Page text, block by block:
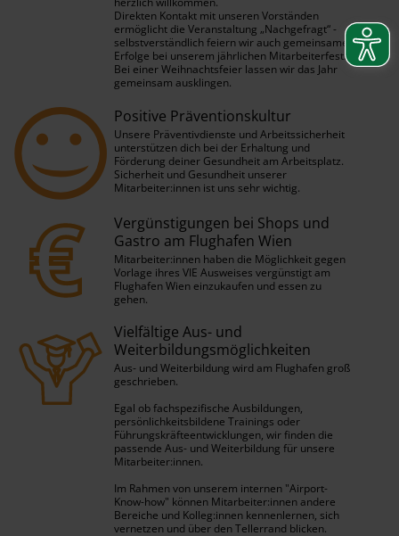
Direkten Kontakt mit unseren Vorständen
ermöglicht die Veranstaltung „Nachgefragt“ -
selbstverständlich feiern wir auch gemeinsame
Erfolge bei unserem jährlichen Mitarbeiterfest.
Bei einer Weihnachtsfeier lassen wir das Jahr
gemeinsam ausklingen.
Positive Präventionskultur
Unsere Präventivdienste und Arbeitssicherheit
unterstützen dich bei der Erhaltung und
Förderung deiner Gesundheit am Arbeitsplatz.
Sicherheit und Gesundheit unserer
Mitarbeiter:innen ist uns sehr wichtig.
Vergünstigungen bei Shops und
Gastro am Flughafen Wien
Mitarbeiter:innen haben die Möglichkeit gegen
Vorlage ihres VIE Ausweises vergünstigt am
Flughafen Wien einzukaufen und essen zu
gehen.
Vielfältige Aus- und
Weiterbildungsmöglichkeiten
Aus- und Weiterbildung wird am Flughafen groß
geschrieben.
Egal ob fachspezifische Ausbildungen,
persönlichkeitsbildene Trainings oder
Führungskräfteentwicklungen, wir finden die
passende Aus- und Weiterbildung für unsere
Mitarbeiter:innen.
Im Rahmen von unserem internen "Airport-
Know-how" können Mitarbeiter:innen andere
Bereiche und Kolleg:innen kennenlernen, sich
vernetzen und über den Tellerrand blicken.